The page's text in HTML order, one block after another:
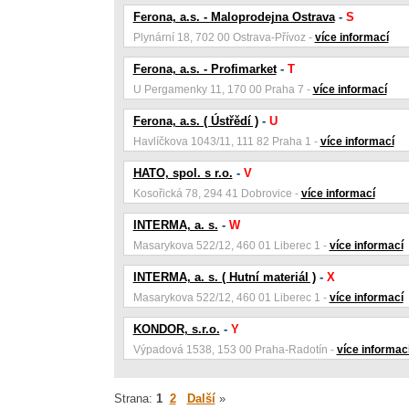
Ferona, a.s. - Maloprodejna Ostrava- S
Plynární 18, 702 00 Ostrava-Přívoz - více informací
Ferona, a.s. - Profimarket- T
U Pergamenky 11, 170 00 Praha 7 - více informací
Ferona, a.s. ( Ústřědí )- U
Havlíčkova 1043/11, 111 82 Praha 1 - více informací
HATO, spol. s r.o. - V
Kosořická 78, 294 41 Dobrovice - více informací
INTERMA, a. s. - W
Masarykova 522/12, 460 01 Liberec 1 - více informací
INTERMA, a. s. ( Hutní materiál )- X
Masarykova 522/12, 460 01 Liberec 1 - více informací
KONDOR, s.r.o. - Y
Výpadová 1538, 153 00 Praha-Radotín - více
Strana: 1 2 Další»